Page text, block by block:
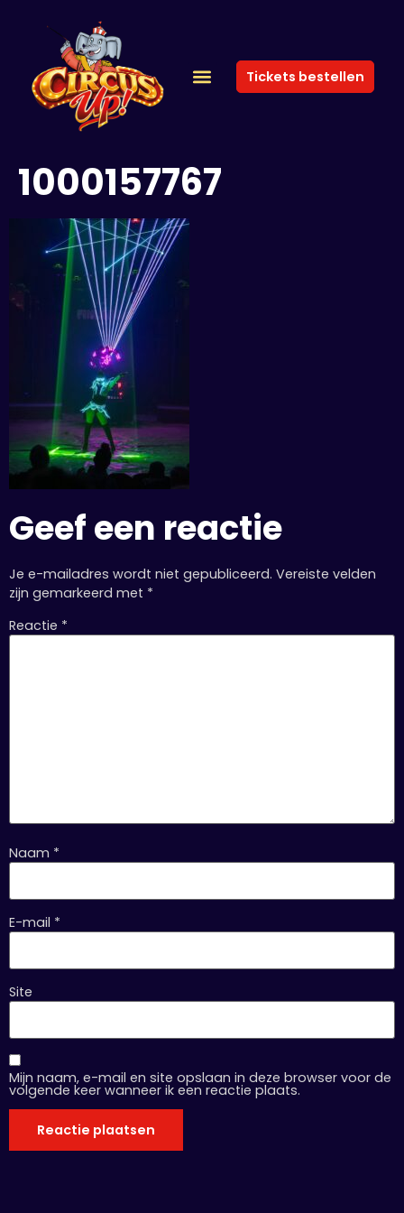
Tickets bestellen
1000157767
Geef een reactie
Je e-mailadres wordt niet gepubliceerd. Vereiste velden
zijn gemarkeerd met *
Reactie *
Naam *
E-mail *
Site
Mijn naam, e-mail en site opslaan in deze browser voor de
volgende keer wanneer ik een reactie plaats.